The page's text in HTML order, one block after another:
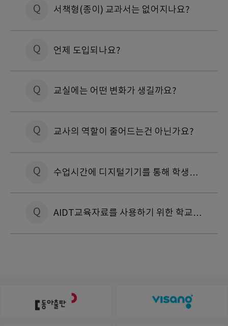
Q 서책형(종이) 교과서는 없어지나요?
Q 언제 도입되나요?
Q 교실에는 어떤 변화가 생길까요?
Q 교사의 역할이 줄어드는건 아닌가요?
Q 수업시간에 디지털기기를 통해 학생이
Q AIDT교육자료를 사용하기 위한 학교